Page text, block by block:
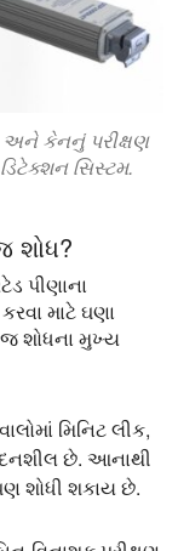
અને કેનનું પરીક્ષણ
સિસ્ટમ.
શોધ?
પીણાના
માટે ઘણા
શોધના મુખ્ય
મિનિટ લીક,
છે. આનાથી
શોધી શકાય છે.